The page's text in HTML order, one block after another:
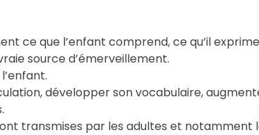
ce que l’enfant comprend, ce qu’il
source d’émerveillement.
développer son vocabulaire,
transmises par les adultes et notamment